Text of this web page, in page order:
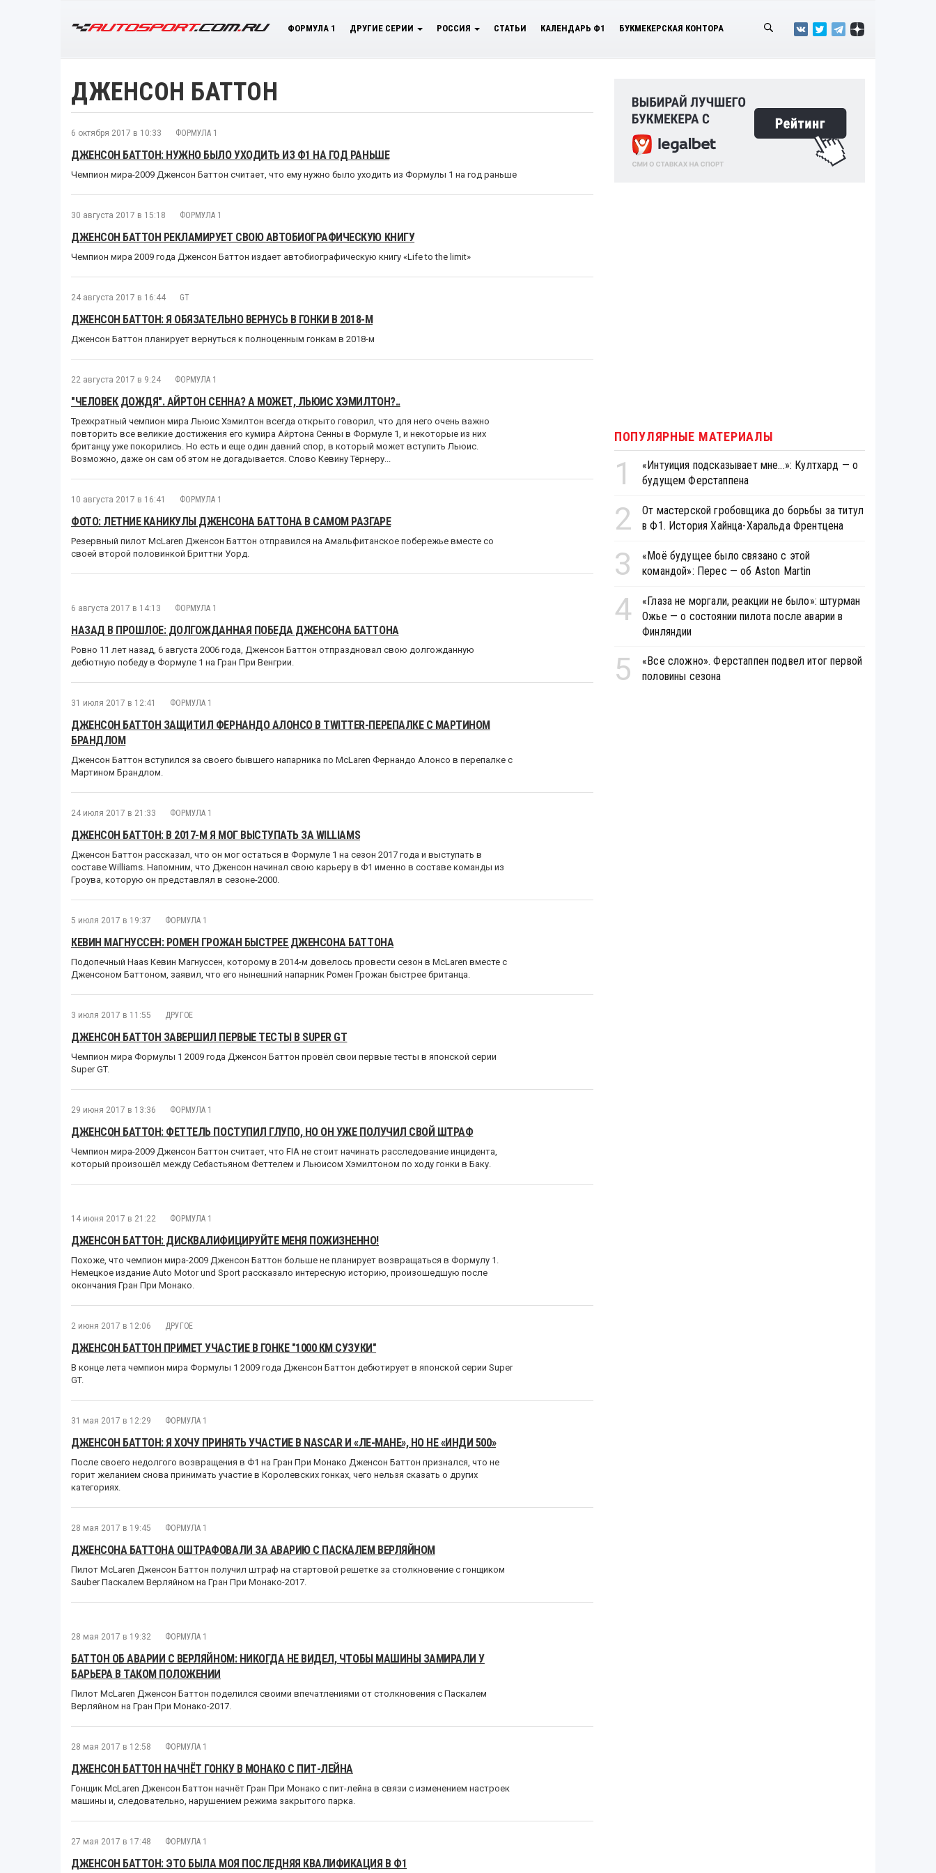
ФОРМУЛА 1 ДРУГИЕ СЕРИИ РОССИЯ СТАТЬИ КАЛЕНДАРЬ Ф1 БУКМЕКЕРСКАЯ КОНТОРА
ДЖЕНСОН БАТТОН
6 октября 2017 в 10:33 ФОРМУЛА 1
ДЖЕНСОН БАТТОН: НУЖНО БЫЛО УХОДИТЬ ИЗ Ф1 НА ГОД РАНЬШЕ
Чемпион мира-2009 Дженсон Баттон считает, что ему нужно было уходить из Формулы 1 на год раньше
30 августа 2017 в 15:18 ФОРМУЛА 1
ДЖЕНСОН БАТТОН РЕКЛАМИРУЕТ СВОЮ АВТОБИОГРАФИЧЕСКУЮ КНИГУ
Чемпион мира 2009 года Дженсон Баттон издает автобиографическую книгу «Life to the limit»
24 августа 2017 в 16:44 GT
ДЖЕНСОН БАТТОН: Я ОБЯЗАТЕЛЬНО ВЕРНУСЬ В ГОНКИ В 2018-М
Дженсон Баттон планирует вернуться к полноценным гонкам в 2018-м
22 августа 2017 в 9:24 ФОРМУЛА 1
"ЧЕЛОВЕК ДОЖДЯ". АЙРТОН СЕННА? А МОЖЕТ, ЛЬЮИС ХЭМИЛТОН?..
Трехкратный чемпион мира Льюис Хэмилтон всегда открыто говорил, что для него очень важно
повторить все великие достижения его кумира Айртона Сенны в Формуле 1, и некоторые из них
британцу уже покорились. Но есть и еще один давний спор, в который может вступить Льюис.
Возможно, даже он сам об этом не догадывается. Слово Кевину Тёрнеру...
10 августа 2017 в 16:41 ФОРМУЛА 1
ФОТО: ЛЕТНИЕ КАНИКУЛЫ ДЖЕНСОНА БАТТОНА В САМОМ РАЗГАРЕ
Резервный пилот McLaren Дженсон Баттон отправился на Амальфитанское побережье вместе со
своей второй половинкой Бриттни Уорд.
6 августа 2017 в 14:13 ФОРМУЛА 1
НАЗАД В ПРОШЛОЕ: ДОЛГОЖДАННАЯ ПОБЕДА ДЖЕНСОНА БАТТОНА
Ровно 11 лет назад, 6 августа 2006 года, Дженсон Баттон отпраздновал свою долгожданную
дебютную победу в Формуле 1 на Гран При Венгрии.
31 июля 2017 в 12:41 ФОРМУЛА 1
ДЖЕНСОН БАТТОН ЗАЩИТИЛ ФЕРНАНДО АЛОНСО В TWITTER-ПЕРЕПАЛКЕ С МАРТИНОМ
БРАНДЛОМ
Дженсон Баттон вступился за своего бывшего напарника по McLaren Фернандо Алонсо в перепалке с
Мартином Брандлом.
24 июля 2017 в 21:33 ФОРМУЛА 1
ДЖЕНСОН БАТТОН: В 2017-М Я МОГ ВЫСТУПАТЬ ЗА WILLIAMS
Дженсон Баттон рассказал, что он мог остаться в Формуле 1 на сезон 2017 года и выступать в
составе Williams. Напомним, что Дженсон начинал свою карьеру в Ф1 именно в составе команды из
Гроува, которую он представлял в сезоне-2000.
5 июля 2017 в 19:37 ФОРМУЛА 1
КЕВИН МАГНУССЕН: РОМЕН ГРОЖАН БЫСТРЕЕ ДЖЕНСОНА БАТТОНА
Подопечный Haas Кевин Магнуссен, которому в 2014-м довелось провести сезон в McLaren вместе с
Дженсоном Баттоном, заявил, что его нынешний напарник Ромен Грожан быстрее британца.
3 июля 2017 в 11:55 ДРУГОЕ
ДЖЕНСОН БАТТОН ЗАВЕРШИЛ ПЕРВЫЕ ТЕСТЫ В SUPER GT
Чемпион мира Формулы 1 2009 года Дженсон Баттон провёл свои первые тесты в японской серии
Super GT.
29 июня 2017 в 13:36 ФОРМУЛА 1
ДЖЕНСОН БАТТОН: ФЕТТЕЛЬ ПОСТУПИЛ ГЛУПО, НО ОН УЖЕ ПОЛУЧИЛ СВОЙ ШТРАФ
Чемпион мира-2009 Дженсон Баттон считает, что FIA не стоит начинать расследование инцидента,
который произошёл между Себастьяном Феттелем и Льюисом Хэмилтоном по ходу гонки в Баку.
14 июня 2017 в 21:22 ФОРМУЛА 1
ДЖЕНСОН БАТТОН: ДИСКВАЛИФИЦИРУЙТЕ МЕНЯ ПОЖИЗНЕННО!
Похоже, что чемпион мира-2009 Дженсон Баттон больше не планирует возвращаться в Формулу 1.
Немецкое издание Auto Motor und Sport рассказало интересную историю, произошедшую после
окончания Гран При Монако.
2 июня 2017 в 12:06 ДРУГОЕ
ДЖЕНСОН БАТТОН ПРИМЕТ УЧАСТИЕ В ГОНКЕ "1000 КМ СУЗУКИ"
В конце лета чемпион мира Формулы 1 2009 года Дженсон Баттон дебютирует в японской серии Super
GT.
31 мая 2017 в 12:29 ФОРМУЛА 1
ДЖЕНСОН БАТТОН: Я ХОЧУ ПРИНЯТЬ УЧАСТИЕ В NASCAR И «ЛЕ-МАНЕ», НО НЕ «ИНДИ 500»
После своего недолгого возвращения в Ф1 на Гран При Монако Дженсон Баттон признался, что не
горит желанием снова принимать участие в Королевских гонках, чего нельзя сказать о других
категориях.
28 мая 2017 в 19:45 ФОРМУЛА 1
ДЖЕНСОНА БАТТОНА ОШТРАФОВАЛИ ЗА АВАРИЮ С ПАСКАЛЕМ ВЕРЛЯЙНОМ
Пилот McLaren Дженсон Баттон получил штраф на стартовой решетке за столкновение с гонщиком
Sauber Паскалем Верляйном на Гран При Монако-2017.
28 мая 2017 в 19:32 ФОРМУЛА 1
БАТТОН ОБ АВАРИИ С ВЕРЛЯЙНОМ: НИКОГДА НЕ ВИДЕЛ, ЧТОБЫ МАШИНЫ ЗАМИРАЛИ У
БАРЬЕРА В ТАКОМ ПОЛОЖЕНИИ
Пилот McLaren Дженсон Баттон поделился своими впечатлениями от столкновения с Паскалем
Верляйном на Гран При Монако-2017.
28 мая 2017 в 12:58 ФОРМУЛА 1
ДЖЕНСОН БАТТОН НАЧНЁТ ГОНКУ В МОНАКО С ПИТ-ЛЕЙНА
Гонщик McLaren Дженсон Баттон начнёт Гран При Монако с пит-лейна в связи с изменением настроек
машины и, следовательно, нарушением режима закрытого парка.
27 мая 2017 в 17:48 ФОРМУЛА 1
ДЖЕНСОН БАТТОН: ЭТО БЫЛА МОЯ ПОСЛЕДНЯЯ КВАЛИФИКАЦИЯ В Ф1
ПОПУЛЯРНЫЕ МАТЕРИАЛЫ
1
«Интуиция подсказывает мне...»: Култхард — о
будущем Ферстаппена
2
От мастерской гробовщика до борьбы за титул
в Ф1. История Хайнца-Харальда Френтцена
3
«Моё будущее было связано с этой
командой»: Перес — об Aston Martin
4
«Глаза не моргали, реакции не было»: штурман
Ожье — о состоянии пилота после аварии в
Финляндии
5
«Все сложно». Ферстаппен подвел итог первой
половины сезона